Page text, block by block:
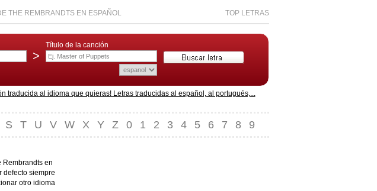
THE REMBRANDTS EN ESPAÑOL TOP LETRAS
>
Título de la canción
traducida al idioma que quieras! Letras traducidas al español, al portugués,...
S T U V W X Y Z 0 1 2 3 4 5 6 7 8 9
Rembrandts en
defecto siempre
otro idioma